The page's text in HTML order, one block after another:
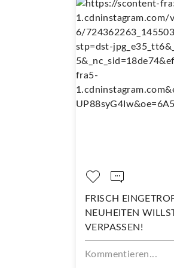
FRISCH EINGETROFFEN -
NEUHEITEN WILLST DU
VERPASSEN!
Kommentieren...